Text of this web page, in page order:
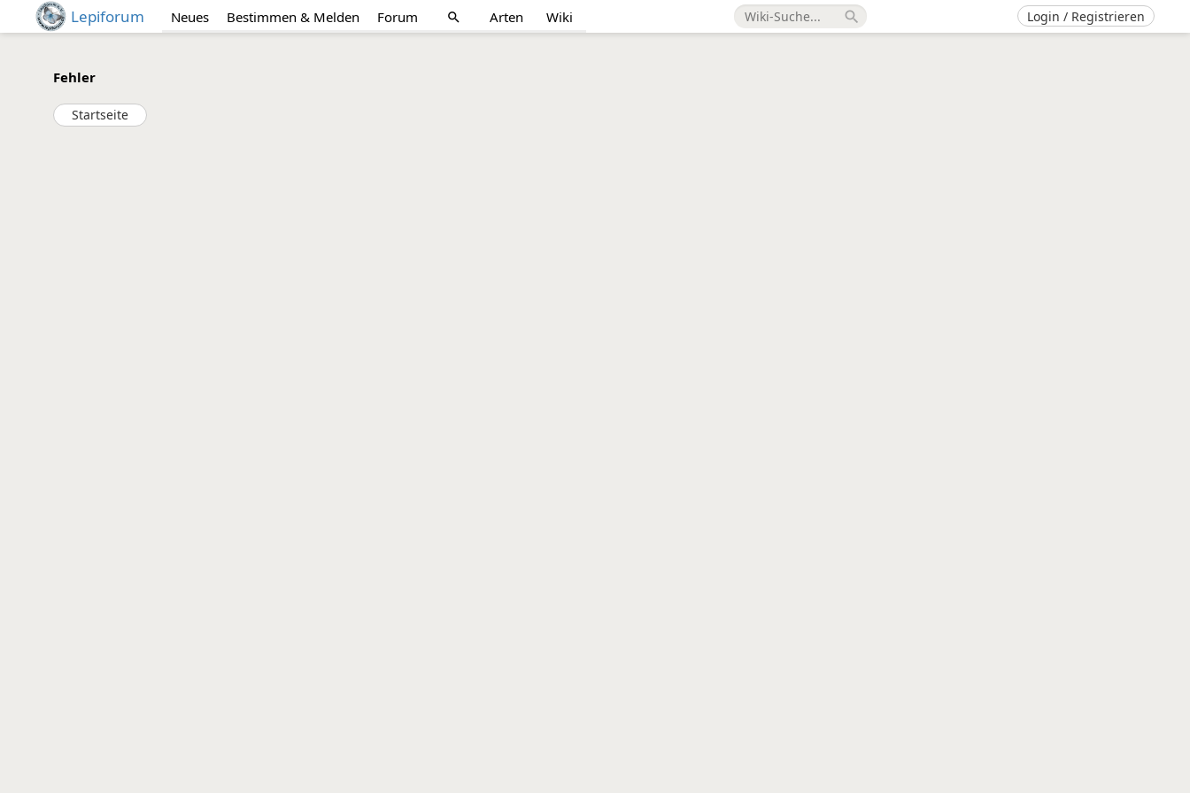
Lepiforum Neues Bestimmen & Melden Forum search Arten Wiki search Login / Registrieren
Fehler
Startseite